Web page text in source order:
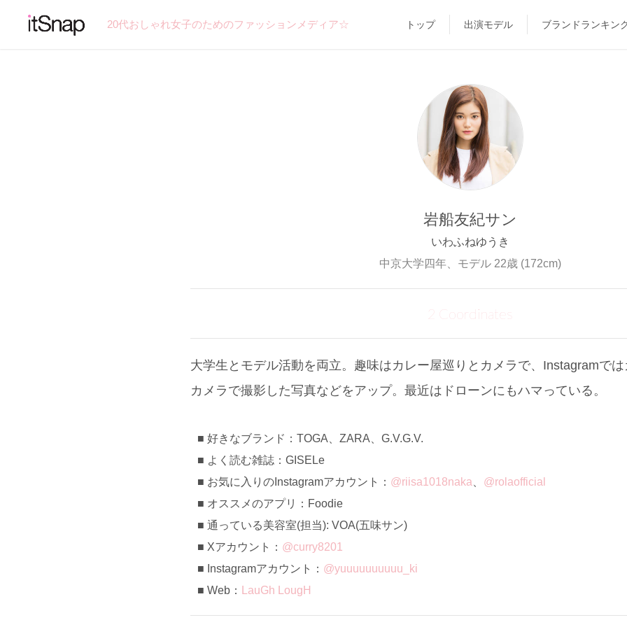
20代おしゃれ女子のためのファッションメディア☆ トップ 出演モデル ブランドランキン
岩船友紀サン
いわふねゆうき
中京大学四年、モデル 22歳 (172cm)
2 Coordinates
大学生とモデル活動を両立。趣味はカレー屋巡りとカメラで、Instagramで
カメラで撮影した写真などをアップ。最近はドローンにもハマっている。
好きなブランド：TOGA、ZARA、G.V.G.V.
よく読む雑誌：GISELe
お気に入りのInstagramアカウント： @riisa1018naka
@rolaofficial
オススメのアプリ：Foodie
通っている美容室(担当): VOA(五味サン)
Xアカウント： @curry8201
Instagramアカウント： @yuuuuuuuuuu_ki
Web：
LauGh LougH